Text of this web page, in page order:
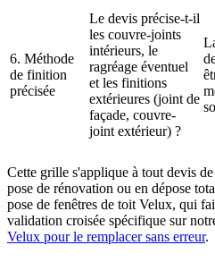
6. Méthode
de finition
précisée
Le devis précise-t-il
les couvre-joints
intérieurs, le
ragréage éventuel
et les finitions
extérieures (joint de
façade, couvre-
joint extérieur) ?
Cette grille s'applique à tout devis
pose de rénovation ou en dépose
pose de fenêtres de toit Velux, qui
validation croisée spécifique sur
Velux pour le remplacer sans erreur.